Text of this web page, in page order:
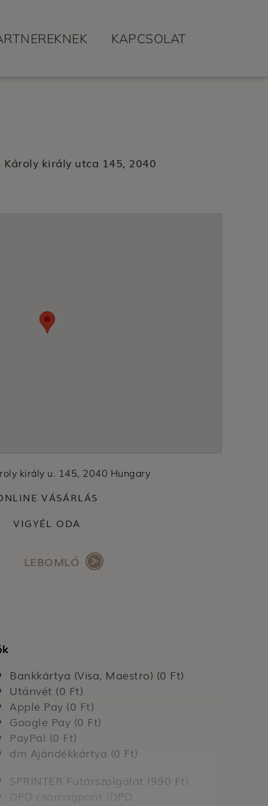
KAPCSOLAT
király utca 145, 2040
király u. 145, 2040 Hungary
VÁSÁRLÁS
VIGYÉL ODA
LEBOMLÓ
Bankkártya (Visa, Maestro) (0 Ft)
Utánvét (0 Ft)
Apple Pay (0 Ft)
Google Pay (0 Ft)
PayPal (0 Ft)
dm Ajándékkártya (0 Ft)
SPRINTER Futárszolgálat (990 Ft)
DPD csomagpont (DPD